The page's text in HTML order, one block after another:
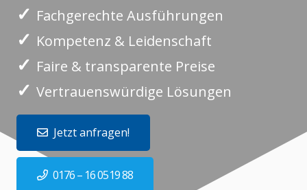
✓ Fachgerechte Ausführungen
✓ Kompetenz & Leidenschaft
✓ Faire & transparente Preise
✓ Vertrauenswürdige Lösungen
Jetzt anfragen!
0176 – 16 0519 88